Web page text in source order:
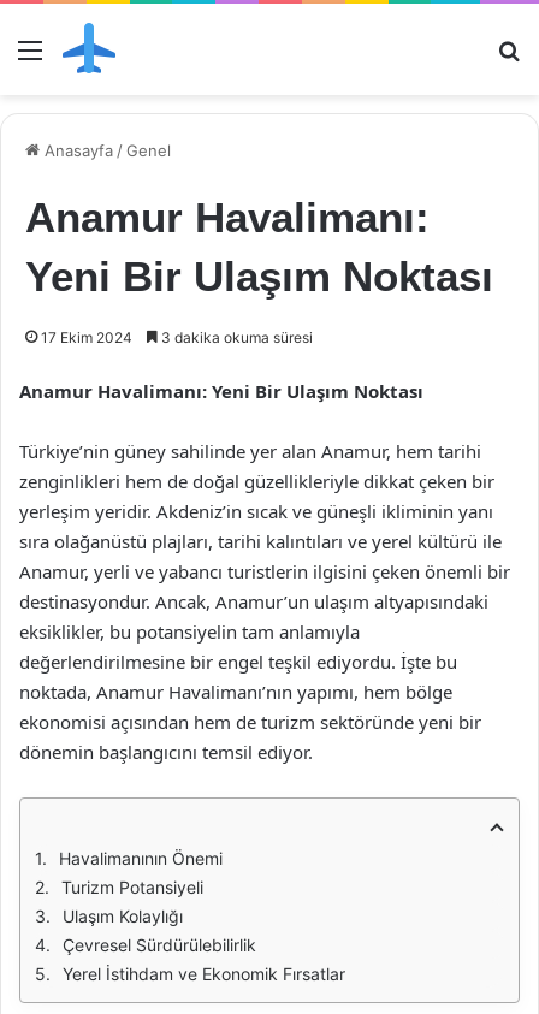
Menü
Anasayfa /Genel
Anamur Havalimanı:
Yeni Bir Ulaşım Noktası
17 Ekim 2024 3 dakika okuma süresi
Anamur Havalimanı: Yeni Bir Ulaşım Noktası
Türkiye’nin güney sahilinde yer alan Anamur, hem tarihi
zenginlikleri hem de doğal güzellikleriyle dikkat çeken bir
yerleşim yeridir. Akdeniz’in sıcak ve güneşli ikliminin yanı
sıra olağanüstü plajları, tarihi kalıntıları ve yerel kültürü ile
Anamur, yerli ve yabancı turistlerin ilgisini çeken önemli bir
destinasyondur. Ancak, Anamur’un ulaşım altyapısındaki
eksiklikler, bu potansiyelin tam anlamıyla
değerlendirilmesine bir engel teşkil ediyordu. İşte bu
noktada, Anamur Havalimanı’nın yapımı, hem bölge
ekonomisi açısından hem de turizm sektöründe yeni bir
dönemin başlangıcını temsil ediyor.
Havalimanının Önemi
Turizm Potansiyeli
Ulaşım Kolaylığı
Çevresel Sürdürülebilirlik
Yerel İstihdam ve Ekonomik Fırsatlar